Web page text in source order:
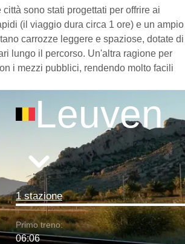
sono stati progettati per offrire ai
(il viaggio dura circa 1 ore) e un ampio
carrozze leggere e spaziose, dotate di
lungo il percorso. Un'altra ragione per
i mezzi pubblici, rendendo molto facili
Leuven
1 stazione
Primo treno:
06:06